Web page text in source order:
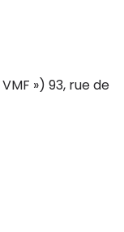
») 93, rue de